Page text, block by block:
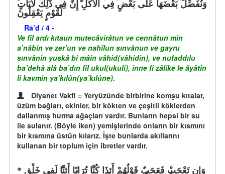
وَنُفَضِّلُ بَعْضَهَا عَلَى بَعْضٍ فِي الأُكُلِ إِنَّ فِي ذَلِكَ لَآيَاتٍ
لِّقَوْمٍ يَعْقِلُونَ
Ra’d / 4 -
Ve fîl ardı kıtaun mutecâvirâtun ve cennâtun min
a’nâbin ve zer’un ve nahîlun sınvânun ve gayru
sınvânin yuskâ bi mâin vâhid(vâhidin), ve nufaddılu
ba’dehâ alâ ba’dın fîl ukul(ukuli), inne fî zâlike le âyâtin
li kavmin ya’kılûn(ya’kılûne).
Diyanet Vakfi = Yeryüzünde birbirine komşu kıtalar,
üzüm bağları, ekinler, bir kökten ve çeşitli köklerden
dallanmış hurma ağaçları vardır. Bunların hepsi bir su
ile sulanır. (Böyle iken) yemişlerinde onların bir kısmını
bir kısmına üstün kılarız. İşte bunlarda akıllarını
kullanan bir toplum için ibretler vardır.